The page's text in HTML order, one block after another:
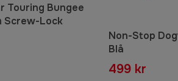
Touring Bungee
Screw-Lock
Non-Stop
Blå
499 kr